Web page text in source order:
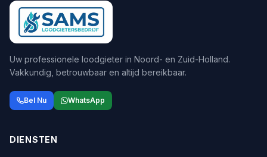
Uw professionele loodgieter in Noord- en Zuid-Holland.
Vakkundig, betrouwbaar en altijd bereikbaar.
Bel Nu WhatsApp
DIENSTEN